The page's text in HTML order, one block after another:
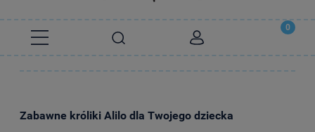
Zabawne króliki Alilo dla Twojego dziecka